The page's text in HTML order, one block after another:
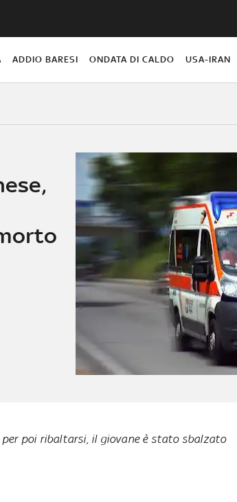
ADDIO BARESI ONDATA DI CALDO USA-IRAN
poi ribaltarsi, il giovane è stato sbalzato